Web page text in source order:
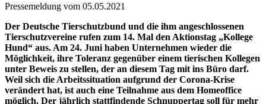
Pressemeldung vom 05.05.2021
Der Deutsche Tierschutzbund und die ihm angeschlossenen
Tierschutzvereine rufen zum 14. Mal den Aktionstag „Kollege
Hund“ aus. Am 24. Juni haben Unternehmen wieder die
Möglichkeit, ihre Toleranz gegenüber einem tierischen Kollegen
unter Beweis zu stellen, der an diesem Tag mit ins Büro darf.
Weil sich die Arbeitssituation aufgrund der Corona-Krise
verändert hat, ist auch eine Teilnahme aus dem Homeoffice
möglich. Der jährlich stattfindende Schnuppertag soll für mehr